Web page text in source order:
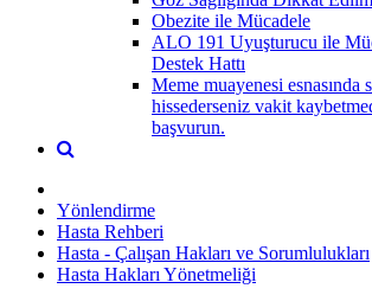
Obezite ile Mücadele
ALO 191 Uyuşturucu ile
Destek Hattı
Meme muayenesi esnasında
hissederseniz vakit
başvurun.
Yönlendirme
Hasta Rehberi
Hasta - Çalışan Hakları ve Sorumlulukları
Hasta Hakları Yönetmeliği